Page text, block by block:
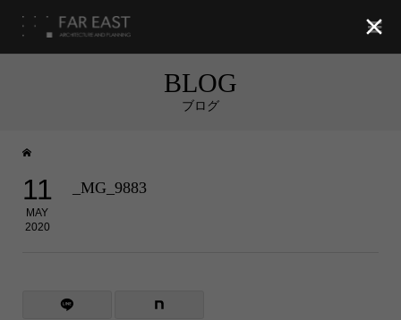
BLOG
ブログ
11
MAY
2020
_MG_9883
